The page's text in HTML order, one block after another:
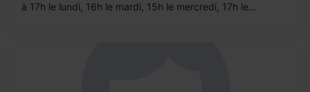
à 17h le lundi, 16h le mardi, 15h le mercredi, 17h le...